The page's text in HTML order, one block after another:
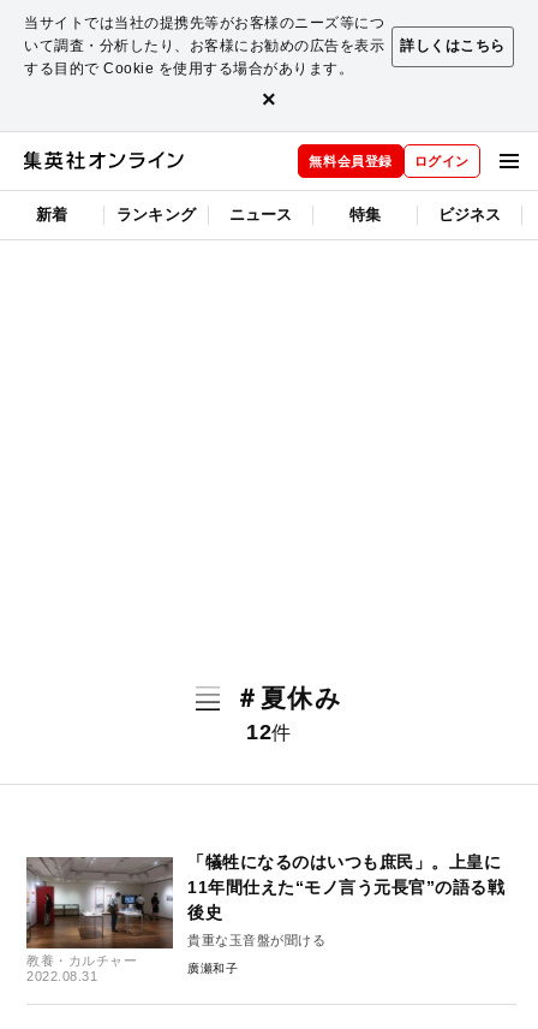
当サイトでは当社の提携先等がお客様のニーズ等につ
いて調査・分析したり、お客様にお勧めの広告を表示
する目的で Cookie を使用する場合があります。
詳しくはこちら
×
無料会員登録 ログイン
新着 ランキング ニュース 特集 ビジネス
＃夏休み
12件
教養・カルチャー
2022.08.31
「犠牲になるのはいつも庶民」。上皇に
11年間仕えた“モノ言う元長官”の語る戦
後史
貴重な玉音盤が聞ける
廣瀬和子